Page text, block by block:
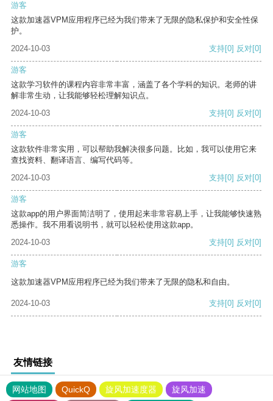
游客
这款加速器VPM应用程序已经为我们带来了无限的隐私保护和安全性保
护。
2024-10-03
支持[0] 反对[0]
游客
这款学习软件的课程内容非常丰富，涵盖了各个学科的知识。老师的讲
解非常生动，让我能够轻松理解知识点。
2024-10-03
支持[0] 反对[0]
游客
这款软件非常实用，可以帮助我解决很多问题。比如，我可以使用它来
查找资料、翻译语言、编写代码等。
2024-10-03
支持[0] 反对[0]
游客
这款app的用户界面简洁明了，使用起来非常容易上手，让我能够快速熟
悉操作。我不用看说明书，就可以轻松使用这款app。
2024-10-03
支持[0] 反对[0]
游客
这款加速器VPM应用程序已经为我们带来了无限的隐私和自由。
2024-10-03 支持[0] 反对[0]
友情链接
网站地图 QuickQ 旋风加速度器
旋风加速